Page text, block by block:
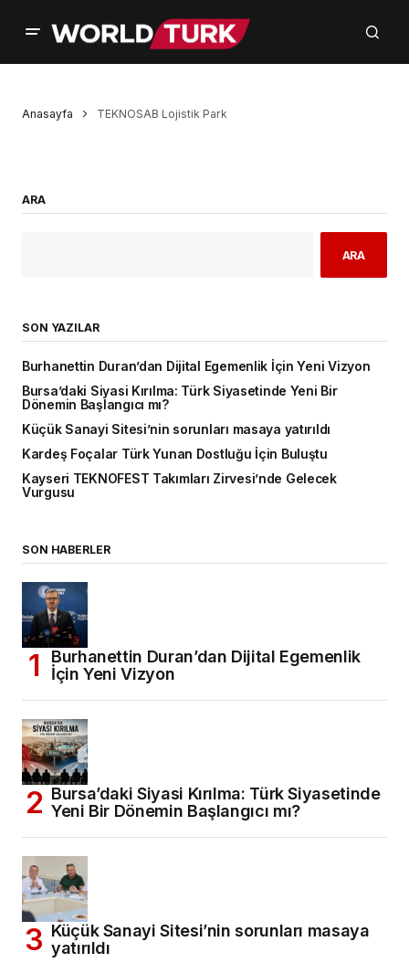
Anasayfa TEKNOSAB Lojistik Park
ARA
ARA
SON YAZILAR
Burhanettin Duran’dan Dijital Egemenlik İçin Yeni Vizyon
Bursa’daki Siyasi Kırılma: Türk Siyasetinde Yeni Bir
Dönemin Başlangıcı mı?
Küçük Sanayi Sitesi’nin sorunları masaya yatırıldı
Kardeş Foçalar Türk Yunan Dostluğu İçin Buluştu
Kayseri TEKNOFEST Takımları Zirvesi’nde Gelecek
Vurgusu
SON HABERLER
Burhanettin Duran’dan Dijital Egemenlik
İçin Yeni Vizyon
Bursa’daki Siyasi Kırılma: Türk Siyasetinde
Yeni Bir Dönemin Başlangıcı mı?
Küçük Sanayi Sitesi’nin sorunları masaya
yatırıldı